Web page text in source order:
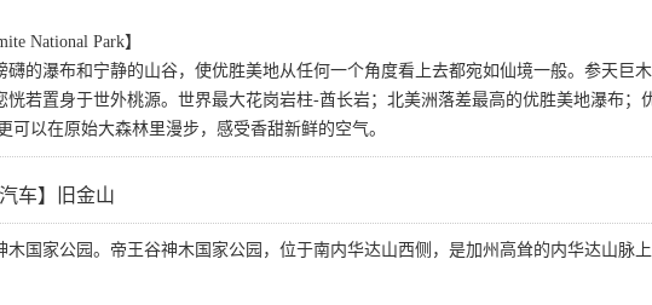
National Park】
礴的瀑布和宁静的山谷，使优胜美地从任何一个角度看上去都宛如仙境一般。参天巨
恍若置身于世外桃源。世界最大花岗岩柱-酋长岩；北美洲落差最高的优胜美地瀑布；
以在原始大森林里漫步，感受香甜新鲜的空气。
车】旧金山
木国家公园。帝王谷神木国家公园，位于南内华达山西侧，是加州高耸的内华达山脉